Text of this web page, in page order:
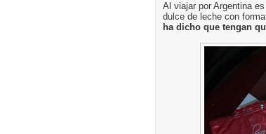
Al viajar por Argentina
dulce de leche con
ha dicho que tengan